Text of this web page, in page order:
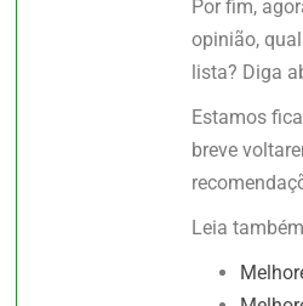
Por fim,
opinião,
lista? Diga
Estamos
breve
Leia